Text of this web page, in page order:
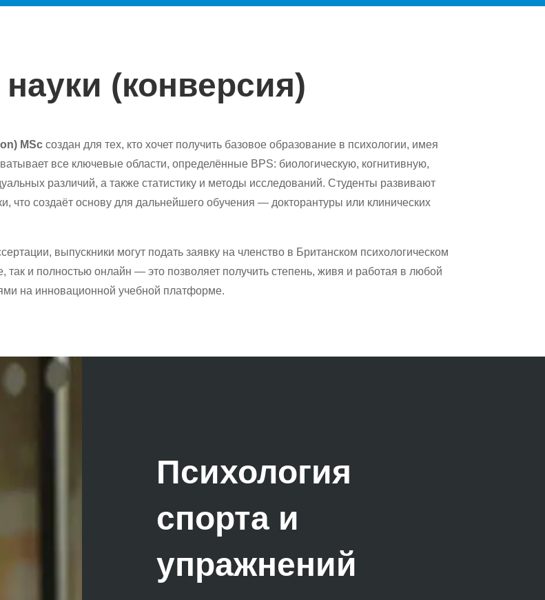
(конверсия)
MSc создан для тех, кто хочет получить базовое образование в психологии, имея
все ключевые области, определённые BPS: биологическую, когнитивную,
различий, а также статистику и методы исследований. Студенты развивают
что создаёт основу для дальнейшего обучения — докторантуры или клинических
выпускники могут подать заявку на членство в Британском психологическом
и полностью онлайн — это позволяет получить степень, живя и работая в любой
на инновационной учебной платформе.
Психология
спорта и
упражнений